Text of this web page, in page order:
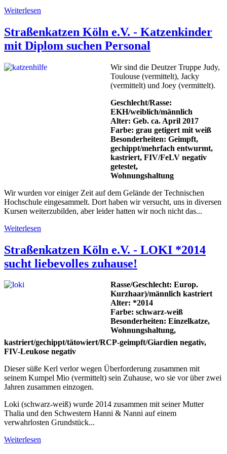
Weiterlesen
Straßenkatzen Köln e.V. - Katzenkinder
mit Diplom suchen Personal
Wir sind die Deutzer Truppe Judy,
Toulouse (vermittelt), Jacky
(vermittelt) und Joey (vermittelt).
Geschlecht/Rasse:
EKH/weiblich/männlich
Alter: Geb. ca. April 2017
Farbe: grau getigert mit weiß
Besonderheiten: Geimpft,
gechippt/mehrfach entwurmt,
kastriert, FIV/FeLV negativ
getestet,
Wohnungshaltung
Wir wurden vor einiger Zeit auf dem Gelände der Technischen
Hochschule eingesammelt. Dort haben wir versucht, uns in diversen
Kursen weiterzubilden, aber leider hatten wir noch nicht das...
Weiterlesen
Straßenkatzen Köln e.V. - LOKI *2014
sucht liebevolles zuhause!
Rasse/Geschlecht: Europ.
Kurzhaar)/männlich kastriert
Alter: *2014
Farbe: schwarz-weiß
Besonderheiten: Einzelkatze,
Wohnungshaltung,
kastriert/gechippt/tätowiert/RCP-geimpft/Giardien negativ,
FIV-Leukose negativ
Dieser süße Kerl verlor wegen Überforderung zusammen mit
seinem Kumpel Mio (vermittelt) sein Zuhause, wo sie vor über zwei
Jahren zusammen einzogen.
Loki (schwarz-weiß) wurde 2014 zusammen mit seiner Mutter
Thalia und den Schwestern Hanni & Nanni auf einem
verwahrlosten Grundstück...
Weiterlesen